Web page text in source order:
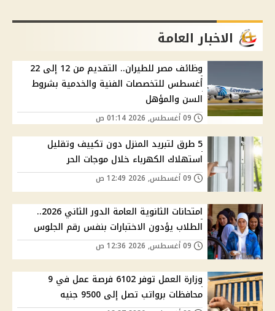
الاخبار العامة
وظائف مصر للطيران.. التقديم من 12 إلى 22
أغسطس للتخصصات الفنية والخدمية بشروط
السن والمؤهل
5 طرق لتبريد المنزل دون تكييف وتقليل
استهلاك الكهرباء خلال موجات الحر
امتحانات الثانوية العامة الدور الثاني 2026..
الطلاب يؤدون الاختبارات بنفس رقم الجلوس
وزارة العمل توفر 6102 فرصة عمل في 9
محافظات برواتب تصل إلى 9500 جنيه